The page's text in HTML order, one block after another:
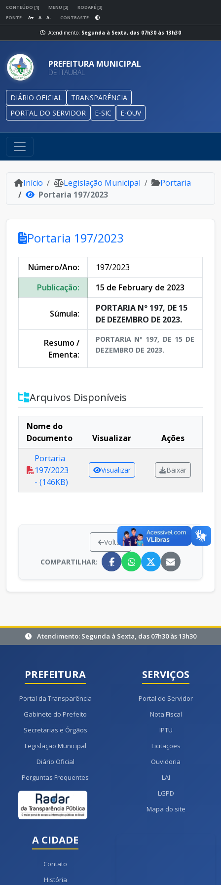
CONTEÚDO [1] MENU [2]
RODAPÉ [3]
FONTE:
A+ A A- CONTRASTE:
Atendimento: Segunda à Sexta, das 07h30 às 13h30
PREFEITURA MUNICIPAL
DE ITAUBAL
DIÁRIO OFICIAL
TRANSPARÊNCIA
PORTAL DO SERVIDOR
E-SIC E-OUV
Início Legislação Municipal
Portaria
Portaria 197/2023
Portaria 197/2023
Número/Ano:
197/2023
Publicação:
15 de February de 2023
Súmula:
PORTARIA Nº 197, DE 15
DE DEZEMBRO DE 2023.
Resumo /
Ementa:
PORTARIA Nº 197, DE 15 DE
DEZEMBRO DE 2023.
Arquivos Disponíveis
Nome do
Documento
Visualizar
Ações
Portaria
197/2023
- (146KB)
Visualizar Baixar
Voltar
COMPARTILHAR:
Atendimento: Segunda à Sexta, das 07h30 às 13h30
PREFEITURA
Portal da Transparência
Gabinete do Prefeito
Secretarias e Órgãos
Legislação Municipal
Diário Oficial
Perguntas Frequentes
SERVIÇOS
Portal do Servidor
Nota Fiscal
IPTU
Licitações
Ouvidoria
LAI
LGPD
Mapa do site
A CIDADE
Contato
História